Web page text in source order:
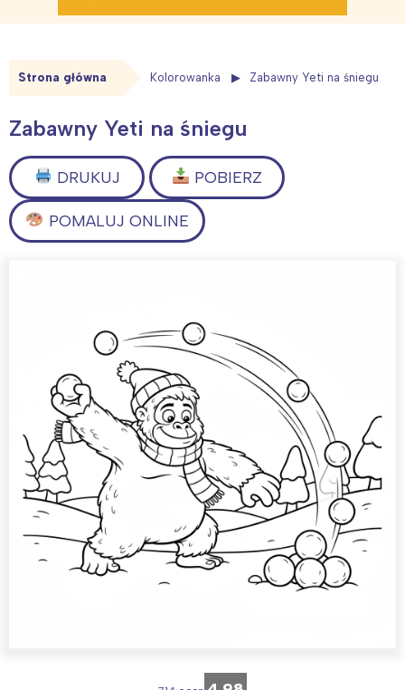
Strona główna Kolorowanka Zabawny Yeti na śniegu
Zabawny Yeti na śniegu
DRUKUJ POBIERZ
POMALUJ ONLINE